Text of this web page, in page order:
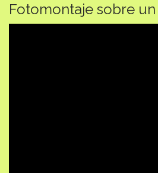
Fotomontaje sobre un